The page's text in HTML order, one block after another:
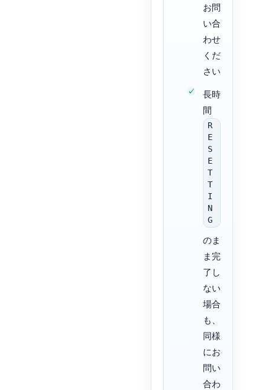
お問
い合
わせ
くだ
さい
長時
間
R
E
S
E
T
T
I
N
G
のま
ま完
了し
ない
場合
も、
同様
にお
問い
合わ